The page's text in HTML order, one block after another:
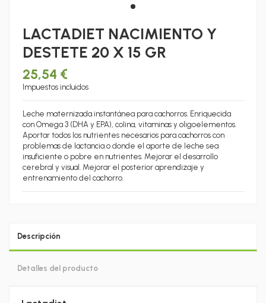
LACTADIET NACIMIENTO Y
DESTETE 20 X 15 GR
25,54 €
Impuestos incluidos
Leche maternizada instantánea para cachorros. Enriquecida
con Omega 3 (DHA y EPA), colina, vitaminas y oligoelementos.
Aportar todos los nutrientes necesarios para cachorros con
problemas de lactancia o donde el aporte de leche sea
insuficiente o pobre en nutrientes. Mejorar el desarrollo
cerebral y visual. Mejorar el posterior aprendizaje y
entrenamiento del cachorro.
Descripción
Detalles del producto